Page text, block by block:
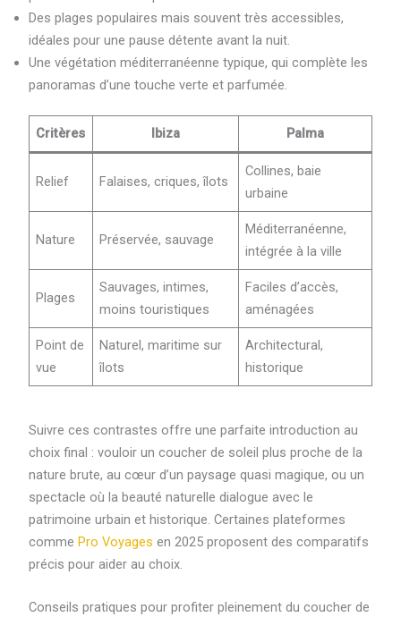
Des plages populaires mais souvent très accessibles,
idéales pour une pause détente avant la nuit.
Une végétation méditerranéenne typique, qui complète les
panoramas d’une touche verte et parfumée.
Critères Ibiza Palma
Relief Falaises, criques, îlots
Collines, baie
urbaine
Nature Préservée, sauvage
Méditerranéenne,
intégrée à la ville
Plages
Sauvages, intimes,
moins touristiques
Faciles d’accès,
aménagées
Point de
vue
Naturel, maritime sur
îlots
Architectural,
historique
Suivre ces contrastes offre une parfaite introduction au
choix final : vouloir un coucher de soleil plus proche de la
nature brute, au cœur d’un paysage quasi magique, ou un
spectacle où la beauté naturelle dialogue avec le
patrimoine urbain et historique. Certaines plateformes
comme Pro Voyages en 2025 proposent des comparatifs
précis pour aider au choix.
Conseils pratiques pour profiter pleinement du coucher de